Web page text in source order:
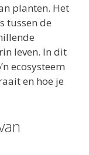
planten. Het
tussen de
leven. In dit
ecosysteem
en hoe je